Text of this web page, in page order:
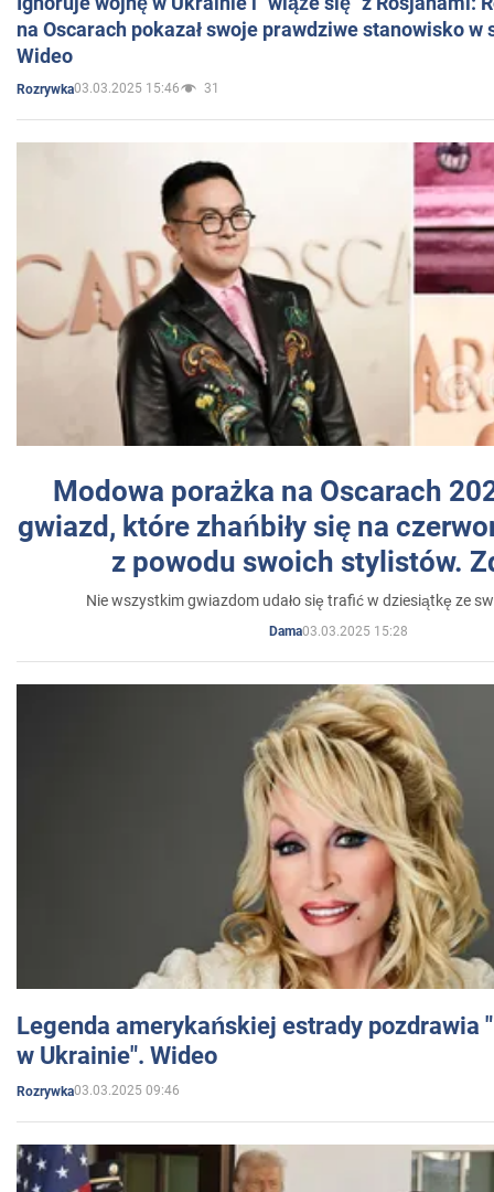
na Oscarach pokazał swoje prawdziwe stanowisko w
Wideo
Rozrywka03.03.2025 15:46 31
Modowa porażka na Oscarach
gwiazd, które zhańbiły się na
z powodu swoich stylistów.
Nie wszystkim gwiazdom udało się trafić w dziesiątkę ze
Dama03.03.2025 15:28
Legenda amerykańskiej estrady pozdrawia
w Ukrainie". Wideo
Rozrywka03.03.2025 09:46